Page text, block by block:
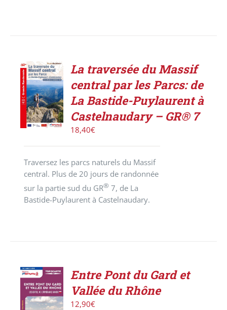
AJOUTER
AU
PANIER
/
DÉTAILS
La traversée du Massif
central par les Parcs: de
La Bastide-Puylaurent à
Castelnaudary – GR® 7
18,40€
Traversez les parcs naturels du Massif
central. Plus de 20 jours de randonnée
sur la partie sud du GR® 7, de La
Bastide-Puylaurent à Castelnaudary.
ACHETER
Entre Pont du Gard et
Vallée du Rhône
12,90€